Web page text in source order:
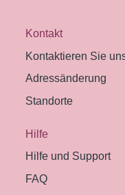
Kontakt
Kontaktieren Sie
Adressänderung
Standorte
Hilfe
Hilfe und Support
FAQ